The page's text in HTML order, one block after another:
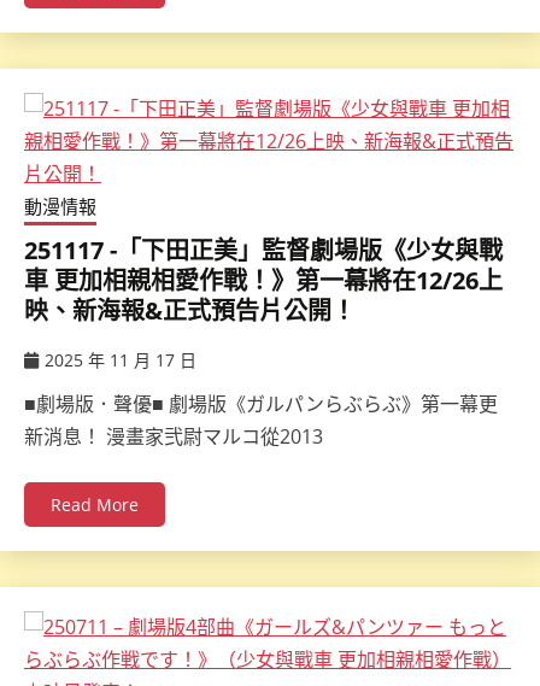
動漫情報
251117 -「下田正美」監督劇場版《少女與戰
車 更加相親相愛作戰！》第一幕將在12/26上
映、新海報&正式預告片公開！
2025 年 11 月 17 日
■劇場版．聲優■ 劇場版《ガルパンらぶらぶ》第一幕更
新消息！ 漫畫家弐尉マルコ從2013
Read More